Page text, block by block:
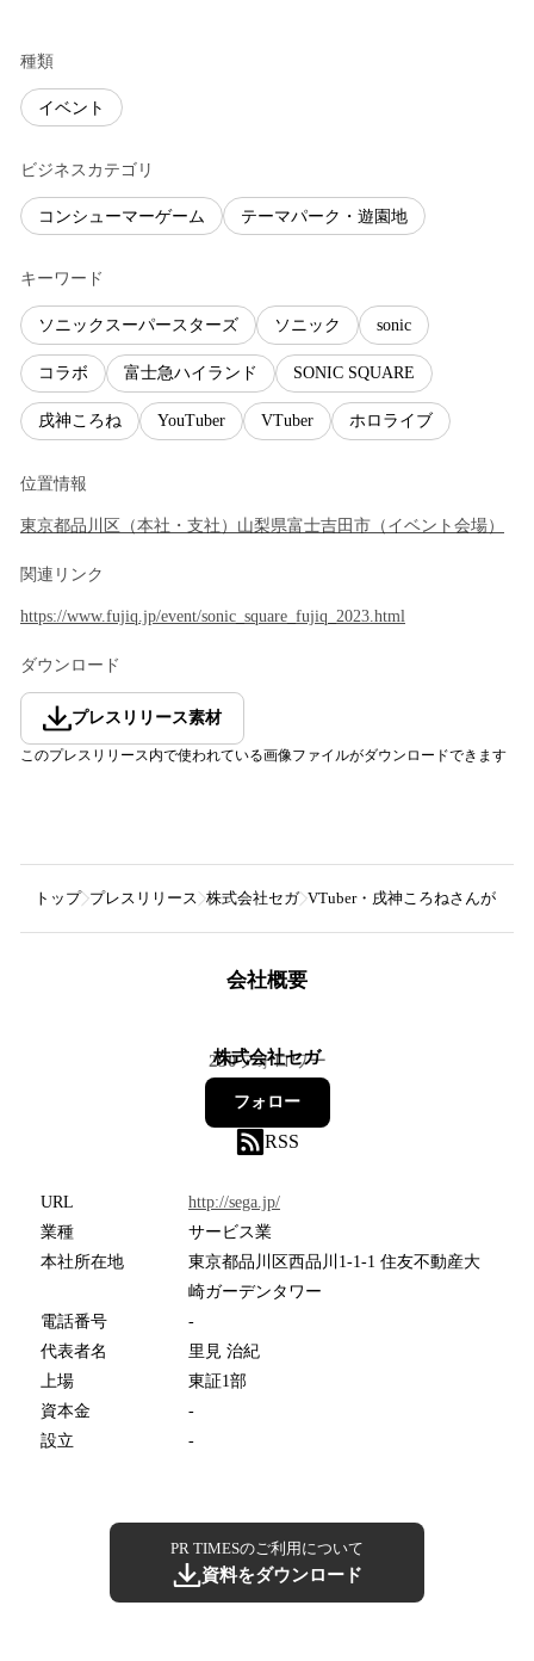
種類
イベント
ビジネスカテゴリ
コンシューマーゲーム テーマパーク・遊園地
キーワード
ソニックスーパースターズ ソニック sonic
コラボ 富士急ハイランド SONIC SQUARE
戌神ころね YouTuber VTuber ホロライブ
位置情報
東京都品川区 （本社・支社 ） 山梨県富士吉田市 （ イベント会場）
関連リンク
https://www.fujiq.jp/event/sonic_square_fujiq_2023.html
ダウンロード
プレスリリース素材
このプレスリリース内で使われている画像ファイルがダウンロードできます
トップ プレスリリース 株式会社セガ VTuber・戌神ころねさんが「
会社概要
株式会社セガ
250フォロワー
フォロー
RSS
URL
http://sega.jp/
業種
サービス業
本社所在地
東京都品川区西品川1-1-1 住友不動産大
崎ガーデンタワー
電話番号
-
代表者名
里見 治紀
上場
東証1部
資本金
-
設立
-
PR TIMESのご利用について
資料をダウンロード